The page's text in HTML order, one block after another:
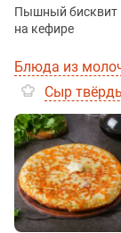
Пышный бисквит
на кефире
Блюда из
Сыр